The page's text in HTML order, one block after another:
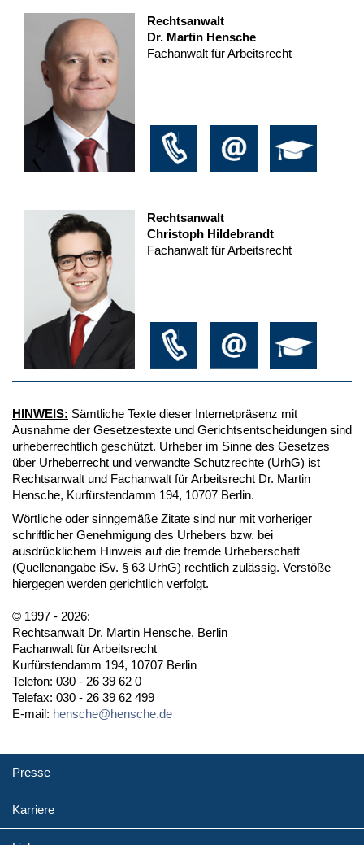
Rechtsanwalt
Dr. Martin Hensche
Fachanwalt für Arbeitsrecht
Rechtsanwalt
Christoph Hildebrandt
Fachanwalt für Arbeitsrecht
HINWEIS: Sämtliche Texte dieser Internetpräsenz mit
Ausnahme der Gesetzestexte und Gerichtsentscheidungen sind
urheberrechtlich geschützt. Urheber im Sinne des Gesetzes
über Urheberrecht und verwandte Schutzrechte (UrhG) ist
Rechtsanwalt und Fachanwalt für Arbeitsrecht Dr. Martin
Hensche, Kurfürstendamm 194, 10707 Berlin.
Wörtliche oder sinngemäße Zitate sind nur mit vorheriger
schriftlicher Genehmigung des Urhebers bzw. bei
ausdrücklichem Hinweis auf die fremde Urheberschaft
(Quellenangabe iSv. § 63 UrhG) rechtlich zulässig. Verstöße
hiergegen werden gerichtlich verfolgt.
© 1997 - 2026:
Rechtsanwalt Dr. Martin Hensche, Berlin
Fachanwalt für Arbeitsrecht
Kurfürstendamm 194, 10707 Berlin
Telefon: 030 - 26 39 62 0
Telefax: 030 - 26 39 62 499
E-mail: hensche@hensche.de
Presse
Karriere